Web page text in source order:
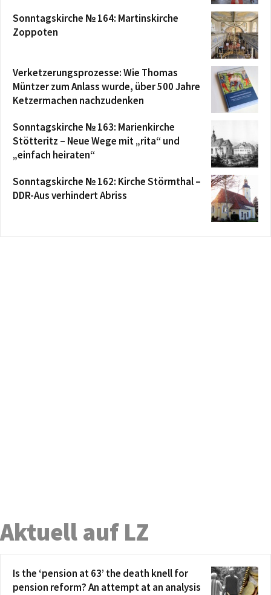
Sonntagskirche № 164: Martinskirche
Zoppoten
Verketzerungsprozesse: Wie Thomas
Müntzer zum Anlass wurde, über 500 Jahre
Ketzermachen nachzudenken
Sonntagskirche № 163: Marienkirche
Stötteritz – Neue Wege mit „rita“ und
„einfach heiraten“
Sonntagskirche № 162: Kirche Störmthal –
DDR-Aus verhindert Abriss
Aktuell auf LZ
Is the ‘pension at 63’ the death knell for
pension reform? An attempt at an analysis